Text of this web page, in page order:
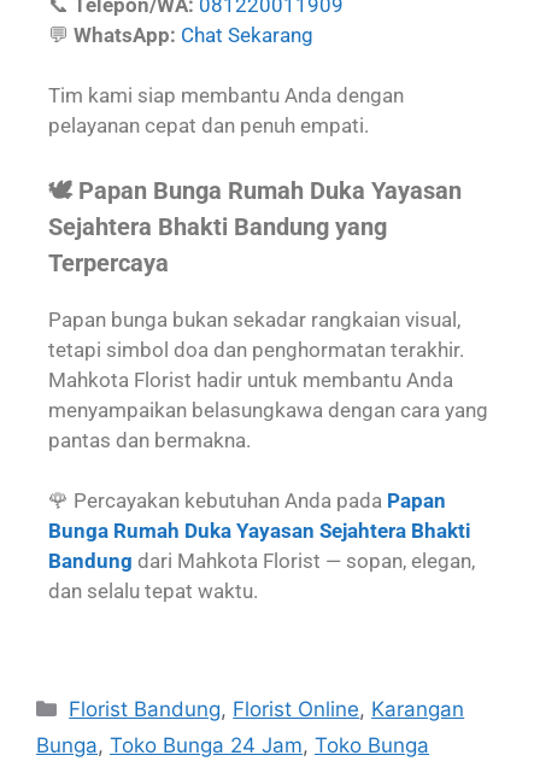
💬 WhatsApp: Chat Sekarang
Tim kami siap membantu Anda dengan
pelayanan cepat dan penuh empati.
🕊️ Papan Bunga Rumah Duka Yayasan
Sejahtera Bhakti Bandung yang
Terpercaya
Papan bunga bukan sekadar rangkaian visual,
tetapi simbol doa dan penghormatan terakhir.
Mahkota Florist hadir untuk membantu Anda
menyampaikan belasungkawa dengan cara yang
pantas dan bermakna.
🌹 Percayakan kebutuhan Anda pada Papan
Bunga Rumah Duka Yayasan Sejahtera Bhakti
Bandung dari Mahkota Florist — sopan, elegan,
dan selalu tepat waktu.
Florist Bandung, Florist Online, Karangan
Bunga, Toko Bunga 24 Jam, Toko Bunga